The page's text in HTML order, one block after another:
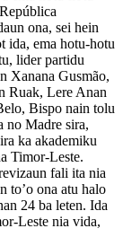
ona, sei hein
ida, ema hotu-hotu
lider partidu
Xanana Gusmão,
Ruak, Lere Anan
Bispo nain tolu
no Madre sira,
ka akademiku
Timor-Leste.
fali ita nia
to’o ona atu halo
24 ba leten. Ida
Leste nia vida,